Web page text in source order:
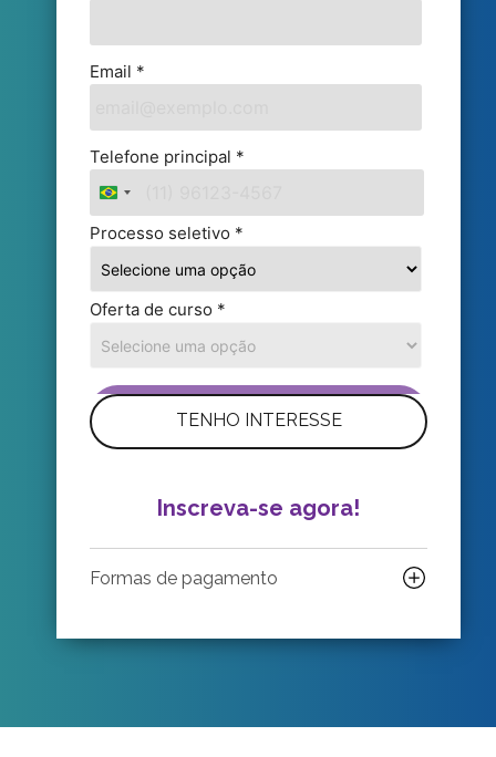
TENHO INTERESSE
Inscreva-se agora!
Formas de pagamento